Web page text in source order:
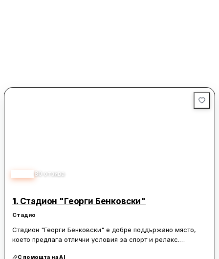
80 отзива
1. Стадион "Георги Бенковски"
Стадио
Стадион "Георги Бенковски" е добре поддържано място,
което предлага отлични условия за спорт и релакс.
С помощта на AI